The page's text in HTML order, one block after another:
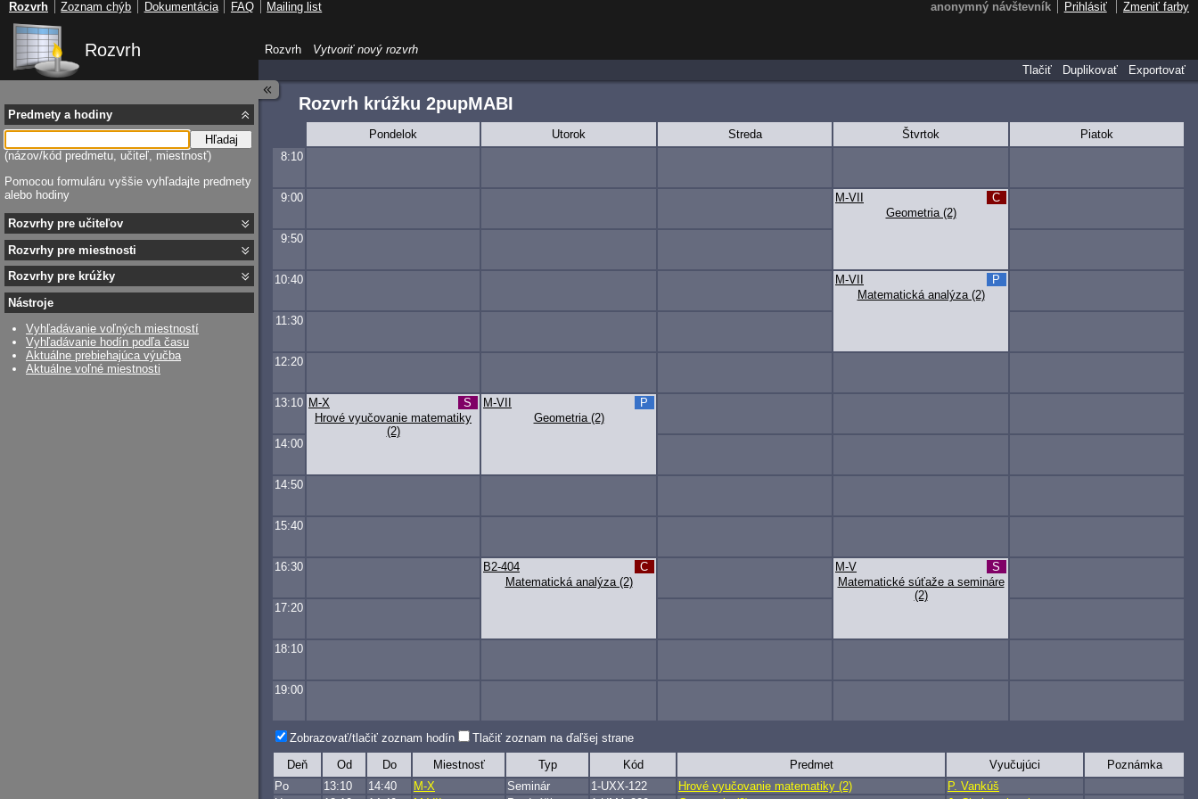
Rozvrh
Rozvrh krúžku 2pupMABI
Pondelok Utorok Streda Štvrtok
Piatok
8:10
9:00
Geometria (2)
M-VII C
9:50
10:40
Matematická analýza (2)
M-VII P
11:30
12:20
13:10
Hrové vyučovanie matematiky
(2)
M-X
S
Geometria (2)
M-VII P
14:00
14:50
15:40
16:30
Matematická analýza (2)
B2-404
C
Matematické súťaže a semináre
(2)
M-V S
17:20
18:10
19:00
Zobrazovať/tlačiť zoznam hodín Tlačiť zoznam na ďaľšej strane
Deň Od Do Miestnosť Typ Kód Predmet Vyučujúci
Poznámka
Po
13:10 14:40 M-X Seminár 1-UXX-122 Hrové vyučovanie matematiky (2)
P. Vankúš
Predmety a hodiny
Hľadaj
(názov/kód predmetu, učiteľ, miestnosť)
Pomocou formuláru vyššie vyhľadajte predmety
alebo hodiny
Rozvrhy pre učiteľov
Rozvrhy pre miestnosti
Rozvrhy pre krúžky
Nástroje
Vyhľadávanie voľných miestností
Vyhľadávanie hodín podľa času
Aktuálne prebiehajúca výučba
Aktuálne voľné miestnosti
Rozvrh
Vytvoriť nový rozvrh
Tlačiť
Duplikovať Exportovať
anonymný návštevník Prihlásiť Zmeniť farby
Rozvrh Zoznam chýb Dokumentácia FAQ Mailing list